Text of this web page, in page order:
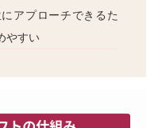
アプローチできるた
やすい